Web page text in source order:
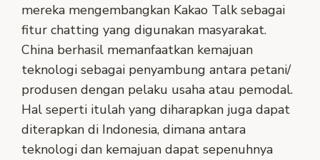
mereka mengembangkan Kakao Talk sebagai
fitur chatting yang digunakan masyarakat.
China berhasil memanfaatkan kemajuan
teknologi sebagai penyambung antara petani/
produsen dengan pelaku usaha atau pemodal.
Hal seperti itulah yang diharapkan juga dapat
diterapkan di Indonesia, dimana antara
teknologi dan kemajuan dapat sepenuhnya